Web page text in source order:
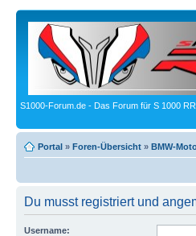
S1000-Forum.de - Das Forum für S 1000
Portal » Foren-Übersicht » BMW-
Du musst registriert und
Username: